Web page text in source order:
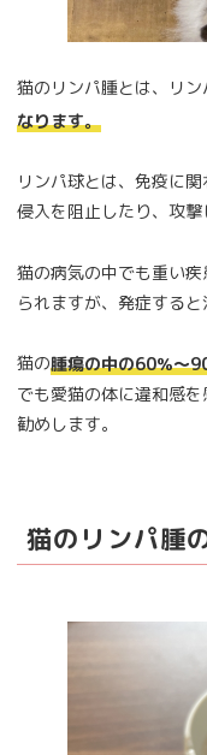
猫のリンパ腫とは、リ
なります。
リンパ球とは、免疫に
侵入を阻止したり、攻撃
猫の病気の中でも重い
られますが、発症する
猫の腫瘍の中の60％～
でも愛猫の体に違和感
勧めします。
猫のリンパ腫